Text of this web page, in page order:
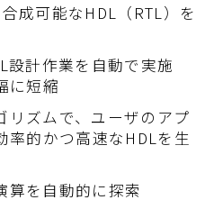
成可能なHDL（RTL）を
設計作業を自動で実施
に短縮
リズムで、ユーザのアプ
率的かつ高速なHDLを生
算を自動的に探索